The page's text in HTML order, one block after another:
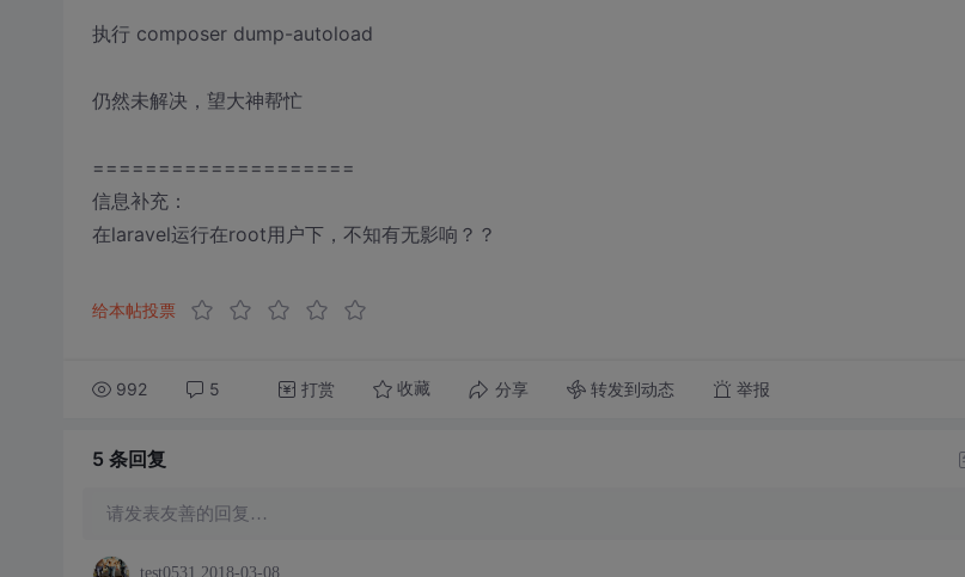
执行 composer dump-autoload
仍然未解决，望大神帮忙
====================
信息补充：
在laravel运行在root用户下，不知有无影响？？
给本帖投票
992 5 打赏 收藏 分享 转发到动态 举报
5 条回复
请发表友善的回复…
test0531 2018-03-08